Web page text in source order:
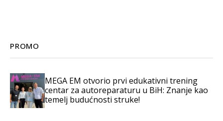
PROMO
MEGA EM otvorio prvi edukativni trening
centar za autoreparaturu u BiH: Znanje kao
temelj budućnosti struke!